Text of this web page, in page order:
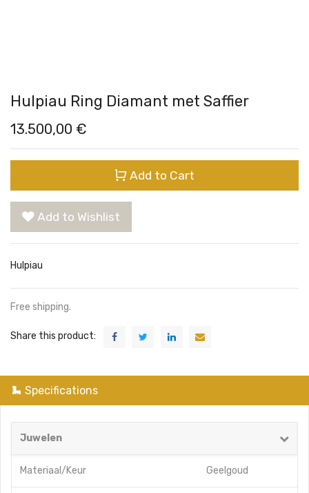
Hulpiau Ring Diamant met Saffier
13.500,00 €
Add to Cart
Add to Wishlist
Hulpiau
Free shipping.
Share this product:
Specifications
Juwelen
Materiaal/Keur Geelgoud